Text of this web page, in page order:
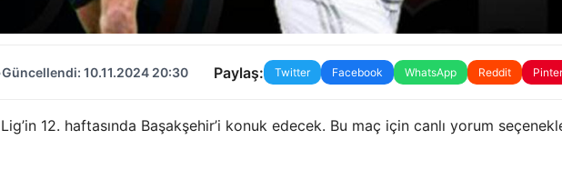
Güncellendi: 10.11.2024 20:30 Paylaş: Twitter Facebook WhatsApp Reddit
12. haftasında Başakşehir’i konuk edecek. Bu maç için canlı yorum